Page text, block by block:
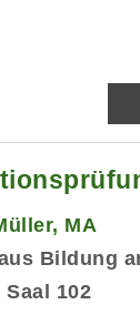
MA
Bildung
102